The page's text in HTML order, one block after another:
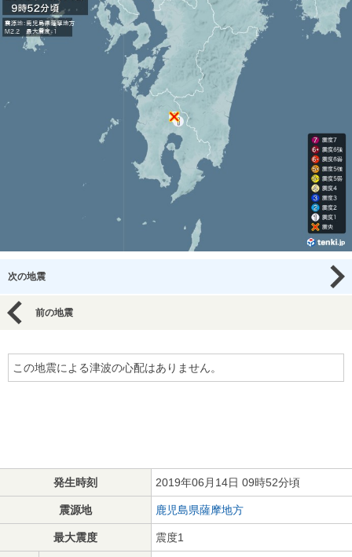
次の地震
前の地震
この地震による津波の心配はありません。
発生時刻 2019年06月14日 09時52分頃
震源地 鹿児島県薩摩地方
最大震度 震度1